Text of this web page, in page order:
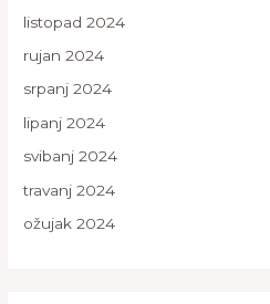
listopad 2024
rujan 2024
srpanj 2024
lipanj 2024
svibanj 2024
travanj 2024
ožujak 2024